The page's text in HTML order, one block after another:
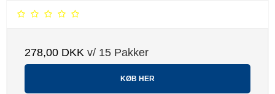
278,00 DKK v/ 15 Pakker
KØB HER